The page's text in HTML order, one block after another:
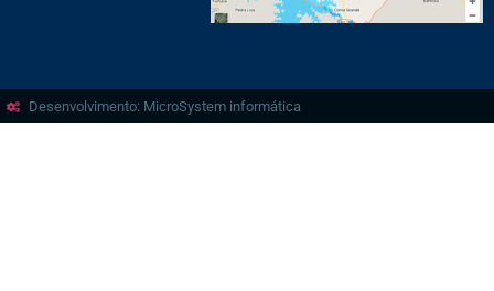
Desenvolvimento: MicroSystem informática